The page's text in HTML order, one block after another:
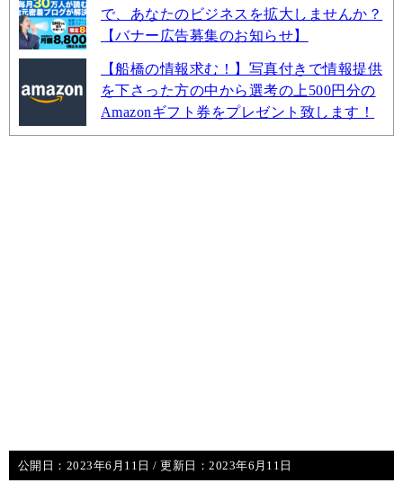
で、あなたのビジネスを拡大しませんか？
【バナー広告募集のお知らせ】
【船橋の情報求む！】写真付きで情報提供
を下さった方の中から選考の上500円分の
Amazonギフト券をプレゼント致します！
公開日： 2023年6月11日 / 更新日：2023年6月11日